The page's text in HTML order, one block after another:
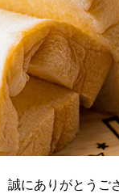
にありがとうご